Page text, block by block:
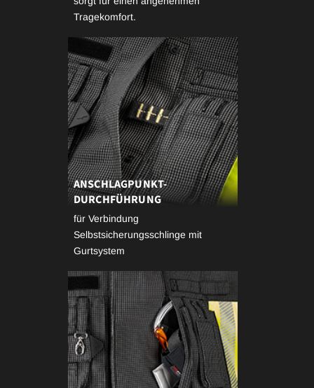
Tragekomfort.
ANSCHLAGPUNKT-
DURCHFÜHRUNG
für Verbindung
Selbstsicherungsschlinge mit
Gurtsystem